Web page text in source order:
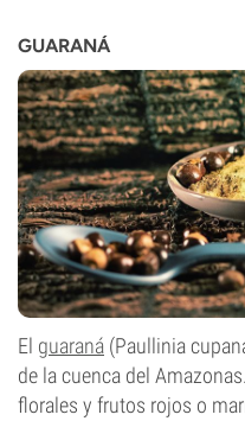
GUARANÁ
El guaraná (Paullinia
de la cuenca del
florales y frutos rojos o